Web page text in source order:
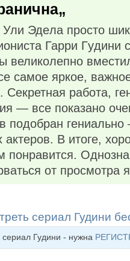
Эдeла просто
Гарри Гyдини
великолепно
самое яркое,
Секретная работа,
— все показано
подобран
актеров. В итоге,
понравится.
от просмотра
сериал Гудини
Гудини - нужна